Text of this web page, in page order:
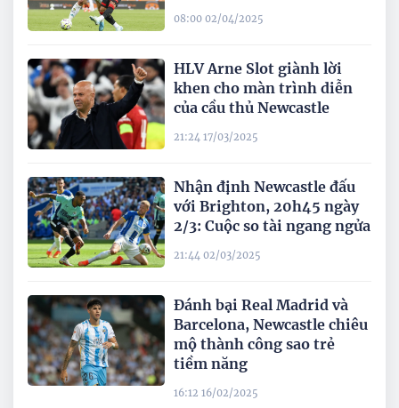
08:00 02/04/2025
HLV Arne Slot giành lời
khen cho màn trình diễn
của cầu thủ Newcastle
21:24 17/03/2025
Nhận định Newcastle đấu
với Brighton, 20h45 ngày
2/3: Cuộc so tài ngang ngửa
21:44 02/03/2025
Đánh bại Real Madrid và
Barcelona, Newcastle chiêu
mộ thành công sao trẻ
tiềm năng
16:12 16/02/2025